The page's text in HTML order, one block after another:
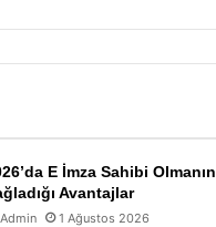
E İmza Sahibi Olmanın
Avantajlar
Admin 1 Ağustos 2026